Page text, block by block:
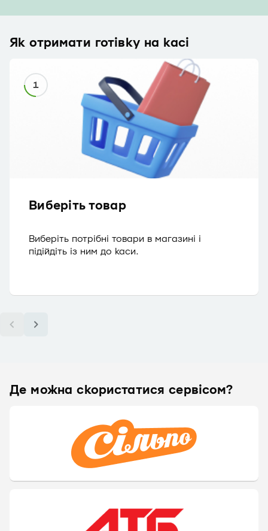
Як отримати готівку на касі
Виберіть товар
Виберіть потрібні товари в магазині і
підійдіть із ним до каси.
Де можна скористатися сервісом?